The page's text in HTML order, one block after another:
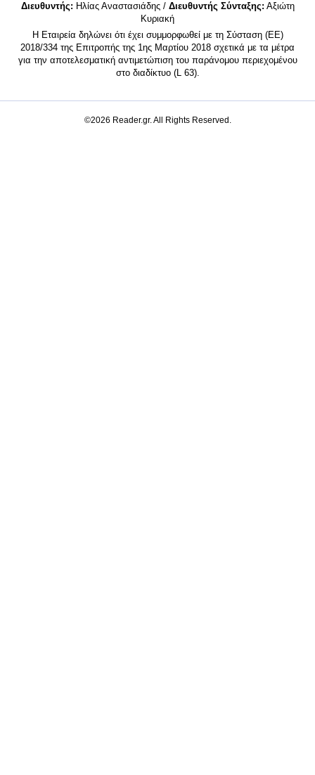
Διευθυντής: Ηλίας Αναστασιάδης / Διευθυντής Σύνταξης: Αξιώτη
Κυριακή
Η Εταιρεία δηλώνει ότι έχει συμμορφωθεί με τη Σύσταση (ΕΕ)
2018/334 της Επιτροπής της 1ης Μαρτίου 2018 σχετικά με τα μέτρα
για την αποτελεσματική αντιμετώπιση του παράνομου περιεχομένου
στο διαδίκτυο (L 63).
©2026 Reader.gr. All Rights Reserved.